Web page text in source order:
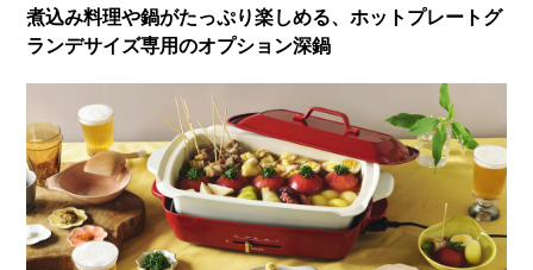
煮込み料理や鍋がたっぷり楽しめる、ホットプレートグ
ランデサイズ専用のオプション深鍋